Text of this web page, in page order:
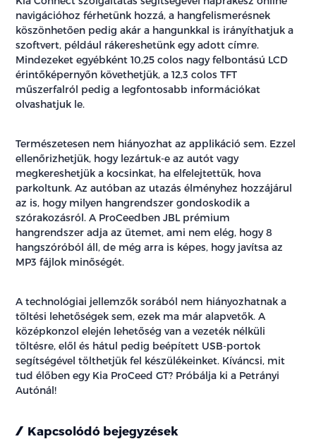
navigációhoz férhetünk hozzá, a hangfelismerésnek
köszönhetően pedig akár a hangunkkal is irányíthatjuk a
szoftvert, például rákereshetünk egy adott címre.
Mindezeket egyébként 10,25 colos nagy felbontású LCD
érintőképernyőn követhetjük, a 12,3 colos TFT
műszerfalról pedig a legfontosabb információkat
olvashatjuk le.
Természetesen nem hiányozhat az applikáció sem. Ezzel
ellenőrizhetjük, hogy lezártuk-e az autót vagy
megkereshetjük a kocsinkat, ha elfelejtettük, hova
parkoltunk. Az autóban az utazás élményhez hozzájárul
az is, hogy milyen hangrendszer gondoskodik a
szórakozásról. A ProCeedben JBL prémium
hangrendszer adja az ütemet, ami nem elég, hogy 8
hangszóróból áll, de még arra is képes, hogy javítsa az
MP3 fájlok minőségét.
A technológiai jellemzők sorából nem hiányozhatnak a
töltési lehetőségek sem, ezek ma már alapvetők. A
középkonzol elején lehetőség van a vezeték nélküli
töltésre, elől és hátul pedig beépített USB-portok
segítségével tölthetjük fel készülékeinket. Kíváncsi, mit
tud élőben egy Kia ProCeed GT? Próbálja ki a Petrányi
Autónál!
Kapcsolódó bejegyzések